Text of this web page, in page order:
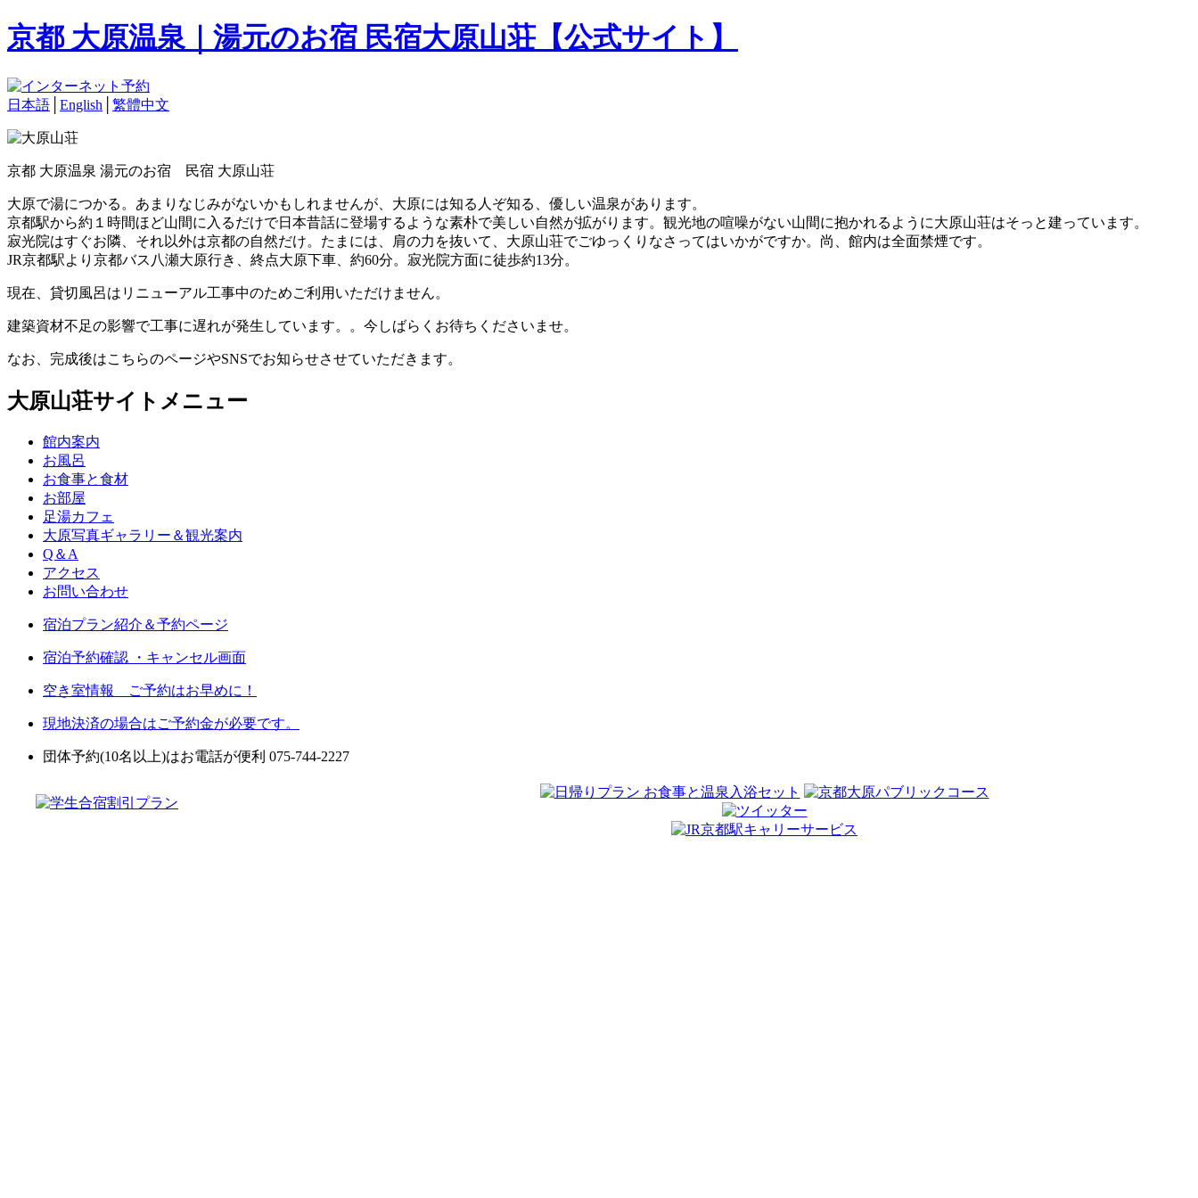
京都 大原温泉｜湯元のお宿 民宿大原山荘【公式サイト】
日本語 English 繁體中文
京都 大原温泉 湯元のお宿 民宿 大原山荘
大原で湯につかる。あまりなじみがないかもしれませんが、大原には知る人ぞ知る、優しい温泉があります。
京都駅から約１時間ほど山間に入るだけで日本昔話に登場するような素朴で美しい自然が拡がります。観光地の喧噪がない山間に抱かれるように大原山荘はそっと建っています。
寂光院はすぐお隣、それ以外は京都の自然だけ。たまには、肩の力を抜いて、大原山荘でごゆっくりなさってはいかがですか。尚、館内は全面禁煙です。
JR京都駅より京都バス八瀬大原行き、終点大原下車、約60分。寂光院方面に徒歩約13分。
現在、貸切風呂はリニューアル工事中のためご利用いただけません。
建築資材不足の影響で工事に遅れが発生しています。。今しばらくお待ちくださいませ。
なお、完成後はこちらのページやSNSでお知らせさせていただきます。
大原山荘サイトメニュー
館内案内
お風呂
お食事と食材
お部屋
足湯カフェ
大原写真ギャラリー＆観光案内
Q＆A
アクセス
お問い合わせ
宿泊プラン紹介＆予約ページ
宿泊予約確認 ・キャンセル画面
空き室情報 ご予約はお早めに！
現地決済の場合はご予約金が必要です。
団体予約(10名以上)はお電話が便利 075-744-2227